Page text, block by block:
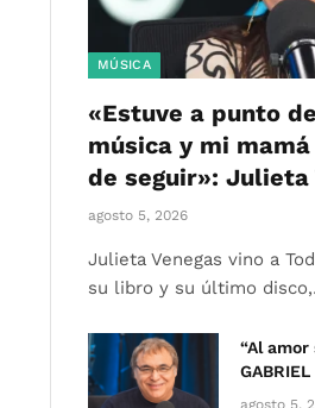
MÚSICA
«Estuve a punto
música y mi
de seguir»: Julieta
agosto 5, 2026
Julieta Venegas vino a
su libro y su último
“Al
GABRIEL
agosto 5,